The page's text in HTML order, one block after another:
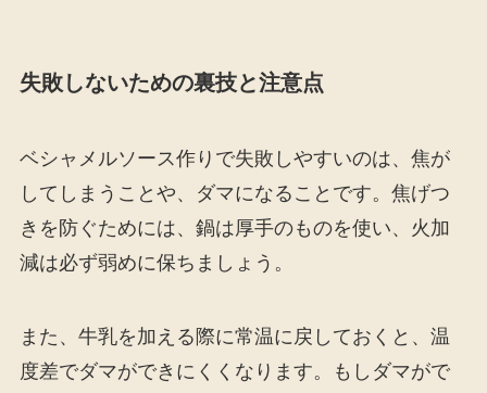
失敗しないための裏技と注意点
ベシャメルソース作りで失敗しやすいのは、焦が
してしまうことや、ダマになることです。焦げつ
きを防ぐためには、鍋は厚手のものを使い、火加
減は必ず弱めに保ちましょう。
また、牛乳を加える際に常温に戻しておくと、温
度差でダマができにくくなります。もしダマがで